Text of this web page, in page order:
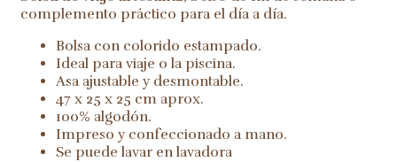
complemento práctico para el día a día.
Bolsa con colorido estampado.
Ideal para viaje o la piscina.
Asa ajustable y desmontable.
47 x 25 x 25 cm aprox.
100% algodón.
Impreso y confeccionado a mano.
Se puede lavar en lavadora